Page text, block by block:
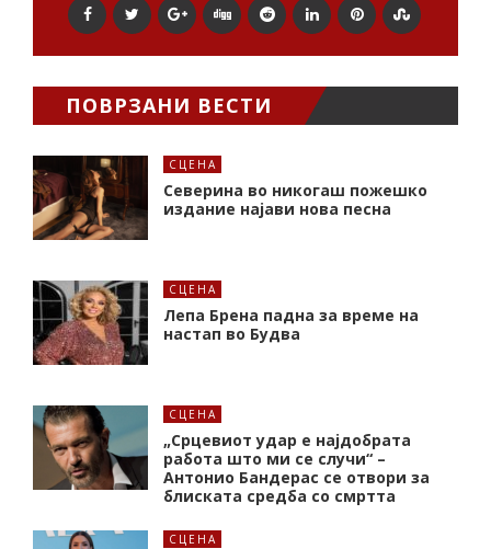
ПОВРЗАНИ ВЕСТИ
СЦЕНА
Северина во никогаш пожешко
издание најави нова песна
СЦЕНА
Лепа Брена падна за време на
настап во Будва
СЦЕНА
„Срцевиот удар е најдобрата
работа што ми се случи“ –
Антонио Бандерас се отвори за
блиската средба со смртта
СЦЕНА